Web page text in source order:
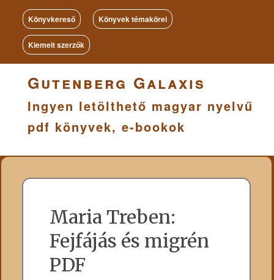
Könyvkereső Könyvek témakörei
Kiemelt szerzők
Gutenberg Galaxis
Ingyen letölthető magyar nyelvű
pdf könyvek, e-bookok
Maria Treben:
Fejfájás és migrén
PDF